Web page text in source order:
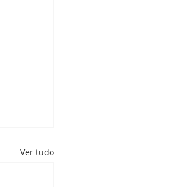
Ver tudo